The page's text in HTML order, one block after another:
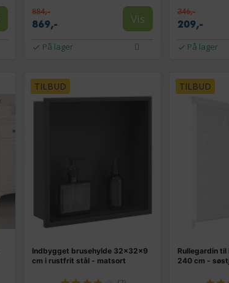
884,-
869,- Vis
På lager
346,-
209,-
På lager
TILBUD
Indbygget brusehylde 32×32×9
cm i rustfrit stål - matsort
TILBUD
Rullegardin
240 cm -